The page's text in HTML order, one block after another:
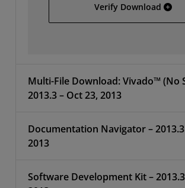
Verify Download
Multi-File Download: Vivado™ (No
2013.3 – Oct 23, 2013
Documentation Navigator – 2013.3
2013
Software Development Kit –